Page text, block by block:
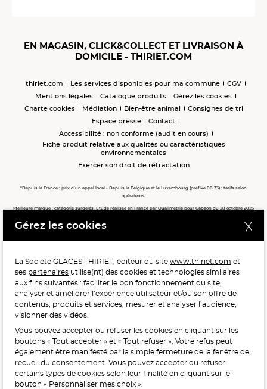
EN MAGASIN, CLICK&COLLECT ET LIVRAISON À
DOMICILE - THIRIET.COM
thiriet.com Les services disponibles pour ma commune
CGV
Mentions légales
Catalogue produits
Gérez les cookies
Charte cookies
Médiation Bien-être animal
Consignes de tri
Espace presse
Contact
Accessibilité : non conforme (audit en cours)
Fiche produit relative aux qualités ou caractéristiques
environnementales
Exercer son droit de rétractation
*Depuis la France : prix d’un appel local - Depuis la Belgique et le Luxembourg (préfixe 00 33) : tarifs selon
opérateurs.
Meilleure marque : catégorie surgelés. Etude réalisée en France par Qualimétrie pour Gabaon du 28 octobre 2025
Meilleure chaîne de magasins, Meilleur e-commerçant, Meilleure relation clients : catégorie surgelés. Étude
POUR VOTRE SANTÉ, MANGEZ AU MOINS CINQ FRUITS ET
LÉGUMES PAR JOUR.WWW.MANGERBOUGER.FR
L'abus d'alcool est dangereux pour la santé, à consommer
avec modération.
Gérez les cookies
La Société GLACES THIRIET, éditeur du site www.thiriet.com et
ses partenaires utilise(nt) des cookies et technologies similaires
aux fins suivantes : faciliter le bon fonctionnement du site,
analyser et améliorer l’expérience utilisateur et/ou son offre de
contenus, produits et services, mesurer et analyser l’audience,
visionner des vidéos.
Vous pouvez accepter ou refuser les cookies en cliquant sur les
boutons « Tout accepter » et « Tout refuser ». Votre refus peut
également être manifesté par la simple fermeture de la fenêtre de
recueil du consentement. Vous pouvez accepter ou refuser
certains types de cookies selon leur finalité en cliquant sur le
bouton « Personnaliser mes choix ».